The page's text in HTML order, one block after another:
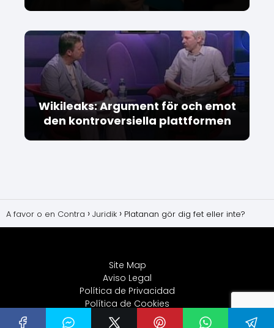
Wikileaks: Argument för och emot
den kontroversiella plattformen
A favor o en Contra Juridik Platanan gör dig fet eller inte?
Site Map
Aviso Legal
Política de Privacidad
Política de Cookies